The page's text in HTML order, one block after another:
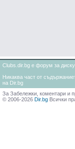
Clubs.dir.bg е форум за
Никаква част от
на Dir.bg
За Забележки, коментари и
© 2006-2026 Dir.bg Всички